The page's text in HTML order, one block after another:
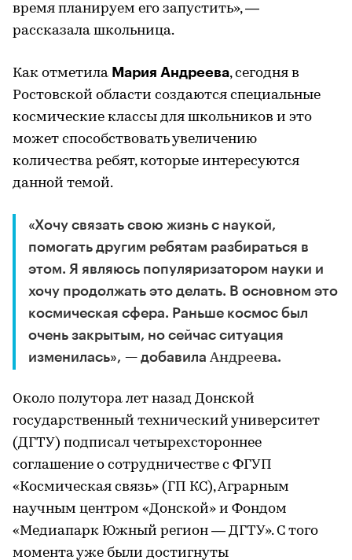
время планируем его запустить», —
рассказала школьница.
Как отметила Мария Андреева, сегодня в
Ростовской области создаются специальные
космические классы для школьников и это
может способствовать увеличению
количества ребят, которые интересуются
данной темой.
«Хочу связать свою жизнь с наукой,
помогать другим ребятам разбираться в
этом. Я являюсь популяризатором науки и
хочу продолжать это делать. В основном это
космическая сфера. Раньше космос был
очень закрытым, но сейчас ситуация
изменилась», — добавила Андреева.
Около полутора лет назад Донской
государственный технический университет
(ДГТУ) подписал четырехстороннее
соглашение о сотрудничестве с ФГУП
«Космическая связь» (ГП КС), Аграрным
научным центром «Донской» и Фондом
«Медиапарк Южный регион — ДГТУ». С того
момента уже были достигнуты